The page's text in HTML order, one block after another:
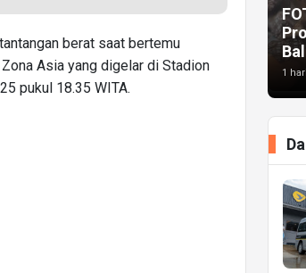
berat saat bertemu
Asia yang digelar di Stadion
pukul 18.35 WITA.
1